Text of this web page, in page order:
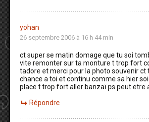
yohan
26 septembre 2006 à 16 h 44 min
ct super se matin domage que tu soi
vite remonter sur ta monture t trop fort
tadore et merci pour la photo souvenir ct
chance a toi et continu comme sa hier
place t trop fort aller banzaï ps peut etre
Répondre